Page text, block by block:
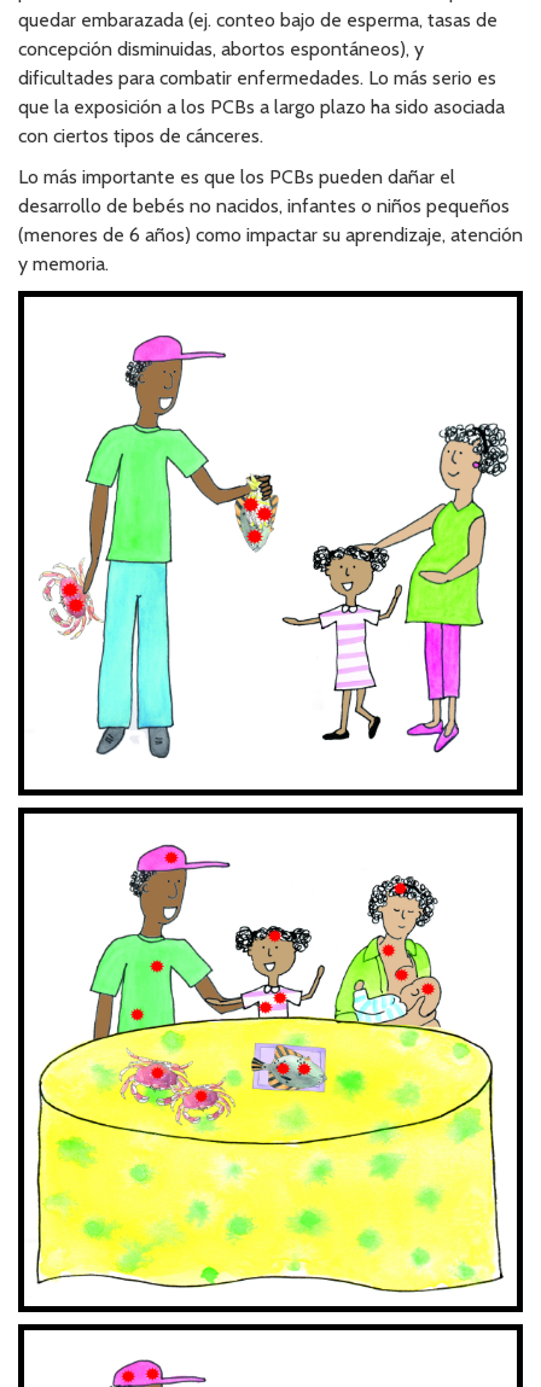
quedar embarazada (ej. conteo bajo de esperma, tasas de
concepción disminuidas, abortos espontáneos), y
dificultades para combatir enfermedades. Lo más serio es
que la exposición a los PCBs a largo plazo ha sido asociada
con ciertos tipos de cánceres.
Lo más importante es que los PCBs pueden dañar el
desarrollo de bebés no nacidos, infantes o niños pequeños
(menores de 6 años) como impactar su aprendizaje, atención
y memoria.